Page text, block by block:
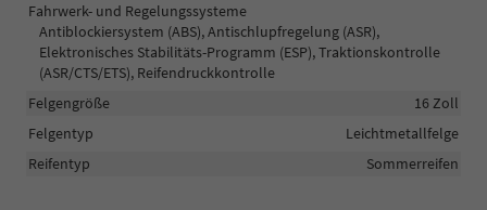
Fahrwerk- und Regelungssysteme
Antiblockiersystem (ABS), Antischlupfregelung (ASR),
Elektronisches Stabilitäts-Programm (ESP), Traktionskontrolle
(ASR/CTS/ETS), Reifendruckkontrolle
Felgengröße
16 Zoll
Felgentyp
Leichtmetallfelge
Reifentyp
Sommerreifen